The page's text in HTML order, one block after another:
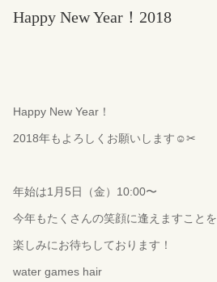
Happy New Year！2018
Happy New Year！
2018年もよろしくお願いします☺︎✂︎
年始は1月5日（金）10:00〜
今年もたくさんの笑顔に逢えますことを
楽しみにお待ちしております！
water games hair